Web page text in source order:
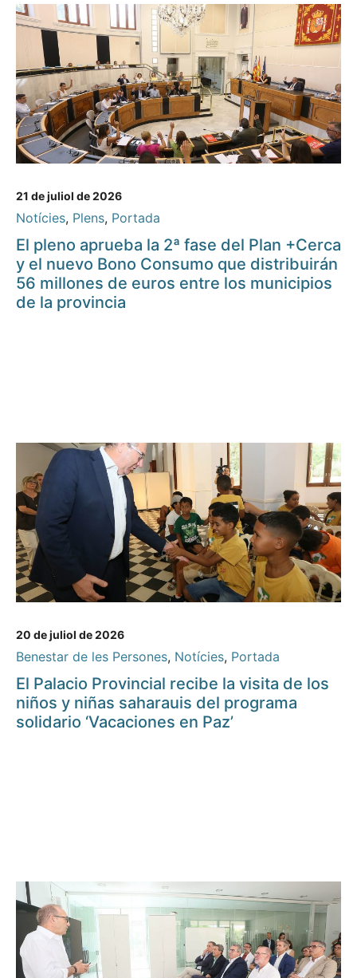
21 de juliol de 2026
Notícies, Plens, Portada
El pleno aprueba la 2ª fase del Plan +Cerca
y el nuevo Bono Consumo que distribuirán
56 millones de euros entre los municipios
de la provincia
20 de juliol de 2026
Benestar de les Persones, Notícies, Portada
El Palacio Provincial recibe la visita de los
niños y niñas saharauis del programa
solidario ‘Vacaciones en Paz’